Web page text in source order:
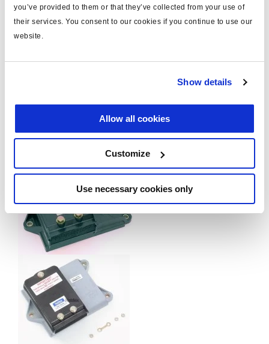
you’ve provided to them or that they’ve collected from your use of
their services. You consent to our cookies if you continue to use our
website.
Show details
Allow all cookies
Customize
Use necessary cookies only
ABS-System installieren, müssen Sie ein
Anhängerbremsventil installieren, um diese Funktion
zu realisieren.